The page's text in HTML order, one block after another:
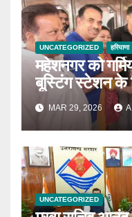
UNCATEGORIZED हरियाणा
महेशनगर को
बूस्टिंग स्टेशन के
MAR 29, 2026
UNCATEGORIZED